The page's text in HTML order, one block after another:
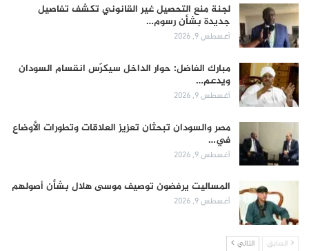
لجنة منع التحصيل غير القانوني تكشف تفاصيل
جديدة بشأن رسوم…
أغسطس 9, 2026
مبارك الفاضل: حوار الداخل سيكرّس انقسام السودان
ويدعم…
أغسطس 9, 2026
مصر والسودان تبحثان تعزيز العلاقات وتطورات الأوضاع
في…
أغسطس 9, 2026
المساليت يرفضون توصيف موسى هلال بشأن أصولهم
أغسطس 9, 2026
السابق التالي